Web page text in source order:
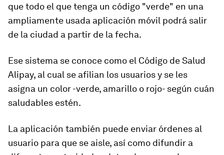
que todo el que tenga un código "verde" en una
ampliamente usada aplicación móvil podrá salir
de la ciudad a partir de la fecha.
Ese sistema se conoce como el Código de Salud
Alipay, al cual se afilian los usuarios y se les
asigna un color -verde, amarillo o rojo- según cuán
saludables estén.
La aplicación también puede enviar órdenes al
usuario para que se aisle, así como difundir a